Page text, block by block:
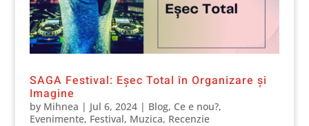
SAGA Festival: Eșec Total în Organizare și
Imagine
by Mihnea | Jul 6, 2024| Blog, Ce e nou?,
Evenimente, Festival, Muzica, Recenzie